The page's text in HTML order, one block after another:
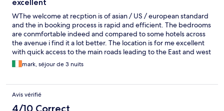
excellent
WThe welcome at recption is of asian / US / european standard
and the in booking process is rapid and efficient. The bedrooms
are conmfortable indeed and compared to some hotels across
the avenue i find it a lot better. The location is for me excellent
with quick access to the main roads leading to the East and west
mortorways, towards Algiers and to the airport.I do recommend
the hotel.
mark, séjour de 3 nuits
Avis vérifié